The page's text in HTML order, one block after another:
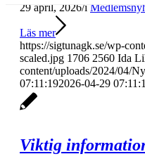
29 april, 2026/i
Läs mer
https://sigtunagk.se/wp-
scaled.jpg 1706 2560 Ida
content/uploads/2024/04/
07:11:192026-04-29
Viktig